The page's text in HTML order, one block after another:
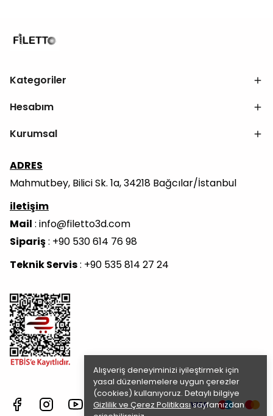
Alışveriş deneyiminizi iyileştirmek için
yasal düzenlemelere uygun çerezler
(cookies) kullanıyoruz. Detaylı bilgiye
Gizlilik ve Çerez Politikasısayfamızdan
Kategoriler
Hesabım
Kurumsal
ADRES
Mahmutbey, Bilici Sk. 1a, 34218 Bağcılar/İstanbul
iletişim
Mail : info@filetto3d.com
Sipariş: +90 530 614 76 98
Teknik Servis: +90 535 814 27 24